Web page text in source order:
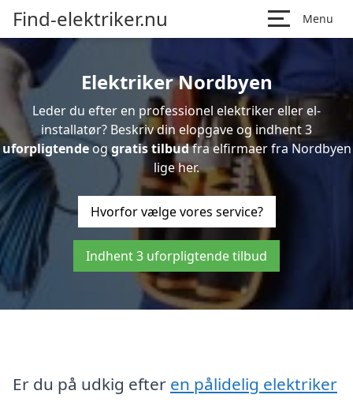
Find-elektriker.nu Menu
Elektriker Nordbyen
Leder du efter en professionel elektriker eller el-
installatør? Beskriv din elopgave og indhent 3
uforpligtendeoggratis tilbudfra elfirmaer fra Nordbyen
lige her.
Hvorfor vælge vores service?
Indhent 3 uforpligtende tilbud
Er du på udkig efter en pålidelig elektriker